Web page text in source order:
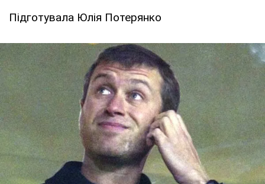
Підготувала Юлія Потерянко